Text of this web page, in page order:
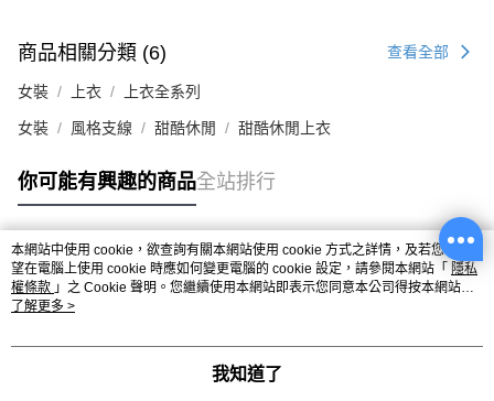
商品相關分類 (6) 查看全部
女裝 上衣 上衣全系列
女裝 風格支線 甜酷休閒 甜酷休閒上衣
你可能有興趣的商品全站排行
熱門標籤
本網站中使用 cookie，欲查詢有關本網站使用 cookie 方式之詳情，及若您不希
望在電腦上使用 cookie 時應如何變更電腦的 cookie 設定，請參閱本網站「 隱私
權條款 」之 Cookie 聲明。您繼續使用本網站即表示您同意本公司得按本網站使
用條款之 Cookie 聲明使用 cookie。
了解更多 >
我知道了